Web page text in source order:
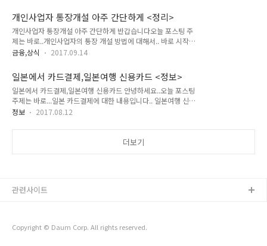
만 가능.. 일일한도가 atm기기 이용시 30만원창구를 이용할시
100만원 한도내에서 사용해야 하는 제한이 있지만 거래..
됩니다 이때 어디서 어떻게 하고 비용은 얼마나 드는지 살펴볼께
요 일단 준비물은.. 신분증 , 자동차등록증 (본인이 아닐 경우 위
임장과 차량명의자의 신분증이 추가로 필요) 준비물을 챙기고
자동차등록사업소를 방문합니다. 자동차등록사업소는 각 지역
마다 있습니다 구청 혹은 시청에 있는데 정확한 위치는 해당 지
해서는 주민등록등본상 주소지의 관할 관공서로 가야합니다 차
번호판 교체 방법은... 번호판 탈거 -> ..
개인사업자 통장개설 아주 간단하게 <정리>
개인사업자 통장개설 아주 간단하게 반갑습니다오늘 포스팅 주
제는 바로..개인사업자의 통장 개설 방법에 대해서.. 바로 시작합
니다 요즘에는 예전과는 달리..통장을 쉽게 만들수가 없습니다아
물이 필요합니다 일단 블로그 내용은 참고만 하시고정확한 내용
은 해당 은행에 문의해보시고방문하신다면.. 혹시 모를 헛걸음을
피하는데 도움이 될듯합니다 기본적으로 사업자통장개설의 경
우 신분증사업자등록증도장(사인으로 대체 가능)임대차 계약서
이렇게 필요합니다 은행마다 조금의 차이가 있을수 있고또한 주
있습니다 복잡해보이긴 해도서류만 잘 챙겨가신다면크게 어..
금융,상식 2017.09.14
일본에서 카드결제,일본여행 신용카드 <정보>
일본에서 카드결제,일본여행 신용카드 안녕하세요..오늘 포스팅
주제는 바로...일본 카드결제에 대한 내용입니다.. 일본여행 신용
카드 결제 우리나라는 카드이용이 매우 대중화되어있죠..근데 일
나요? 그런데 관광객이 많은도쿄나 오사카에서는 카드 이용률이
조금더 살펴보고 싶다면 한번 읽어보면 좋을거 같네요 저역시 일
정보 2017.08.12
더보기
Copyright © Daum Corp. All rights reserved.
관련사이트